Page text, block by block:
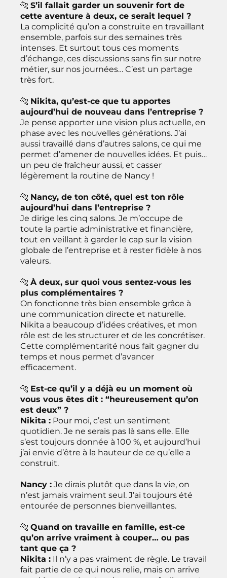
🐅 S’il fallait garder un souvenir fort de
cette aventure à deux, ce serait lequel ?
La complicité qu’on a construite en travaillant
ensemble, parfois sur des semaines très
intenses. Et surtout tous ces moments
d’échange, ces discussions sans fin sur notre
métier, sur nos journées… C’est un partage
très fort.
🐅 Nikita, qu’est-ce que tu apportes
aujourd’hui de nouveau dans l’entreprise ?
Je pense apporter une vision plus actuelle, en
phase avec les nouvelles générations. J’ai
aussi travaillé dans d’autres salons, ce qui me
permet d’amener de nouvelles idées. Et puis…
un peu de fraîcheur aussi, et casser
légèrement la routine de Nancy !
🐅 Nancy, de ton côté, quel est ton rôle
aujourd’hui dans l’entreprise ?
Je dirige les cinq salons. Je m’occupe de
toute la partie administrative et financière,
tout en veillant à garder le cap sur la vision
globale de l’entreprise et à rester fidèle à nos
valeurs.
🐅 À deux, sur quoi vous sentez-vous les
plus complémentaires ?
On fonctionne très bien ensemble grâce à
une communication directe et naturelle.
Nikita a beaucoup d’idées créatives, et mon
rôle est de les structurer et de les concrétiser.
Cette complémentarité nous fait gagner du
temps et nous permet d’avancer
efficacement.
🐅 Est-ce qu’il y a déjà eu un moment où
vous vous êtes dit : “heureusement qu’on
est deux” ?
Nikita : Pour moi, c’est un sentiment
quotidien. Je ne serais pas là sans elle. Elle
s’est toujours donnée à 100 %, et aujourd’hui
j’ai envie d’être à la hauteur de ce qu’elle a
construit.
Nancy : Je dirais plutôt que dans la vie, on
n’est jamais vraiment seul. J’ai toujours été
entourée de personnes bienveillantes.
🐅 Quand on travaille en famille, est-ce
qu’on arrive vraiment à couper… ou pas
tant que ça ?
Nikita : Il n’y a pas vraiment de règle. Le travail
fait partie de ce qui nous relie, mais on arrive